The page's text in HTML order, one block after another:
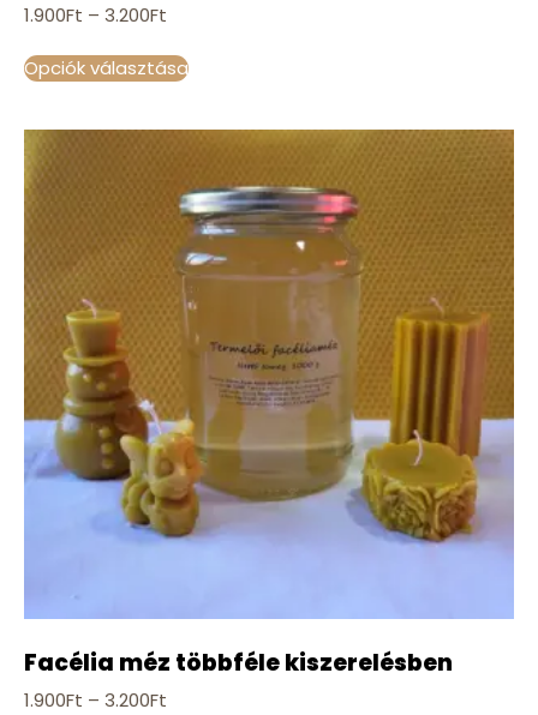
1.900Ft – 3.200Ft
Opciók választása
Facélia méz többféle kiszerelésben
1.900Ft – 3.200Ft